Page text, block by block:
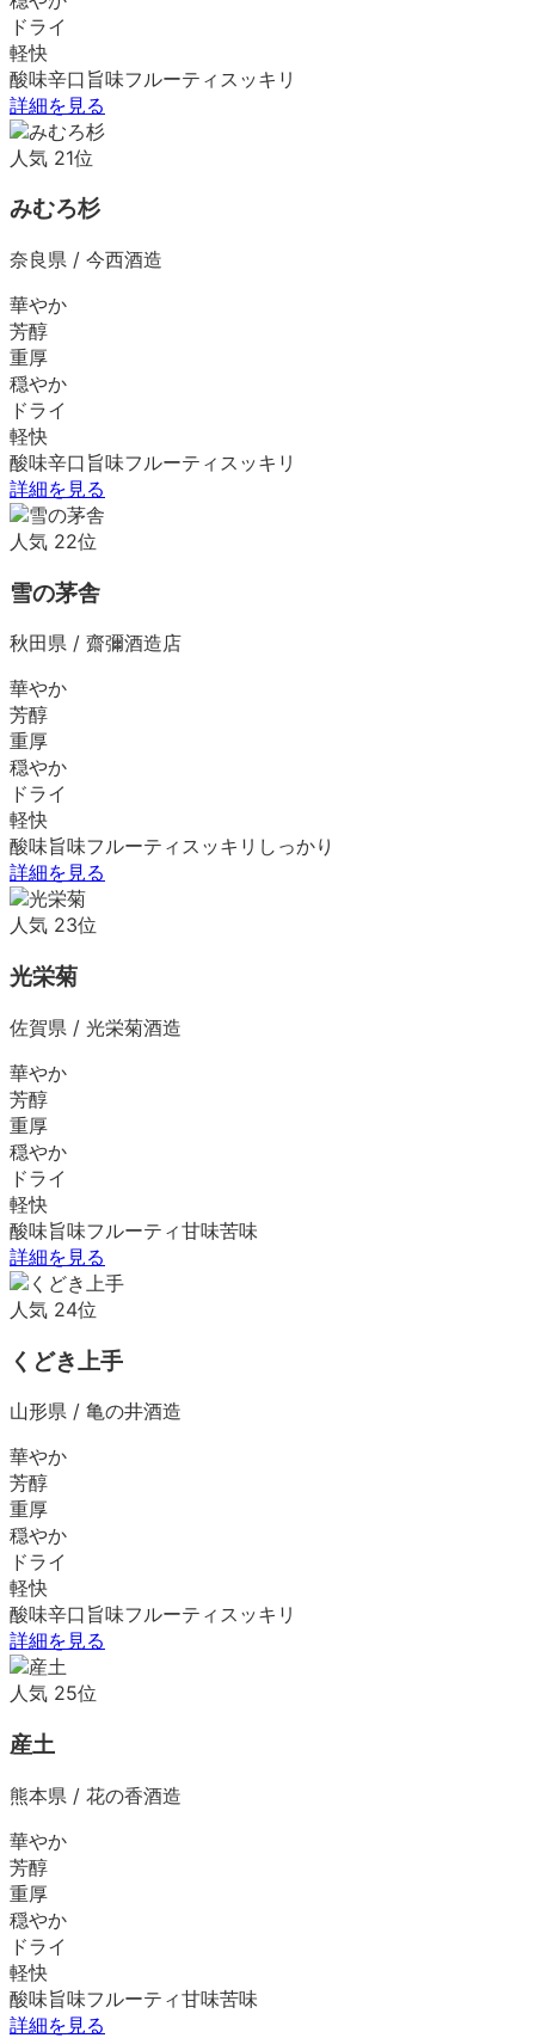
ドライ
軽快
酸味辛口 旨味フルーティ スッキリ
詳細を見る
人気 21位
みむろ杉
奈良県 / 今西酒造
華やか
芳醇
重厚
穏やか
ドライ
軽快
酸味辛口 旨味フルーティ スッキリ
詳細を見る
人気 22位
雪の茅舎
秋田県 / 齋彌酒造店
華やか
芳醇
重厚
穏やか
ドライ
軽快
酸味旨味フルーティ スッキリ しっかり
詳細を見る
人気 23位
光栄菊
佐賀県 / 光栄菊酒造
華やか
芳醇
重厚
穏やか
ドライ
軽快
酸味旨味フルーティ甘味苦味
詳細を見る
人気 24位
くどき上手
山形県 / 亀の井酒造
華やか
芳醇
重厚
穏やか
ドライ
軽快
酸味辛口 旨味フルーティ スッキリ
詳細を見る
人気 25位
産土
熊本県 / 花の香酒造
華やか
芳醇
重厚
穏やか
ドライ
軽快
酸味旨味フルーティ甘味苦味
詳細を見る